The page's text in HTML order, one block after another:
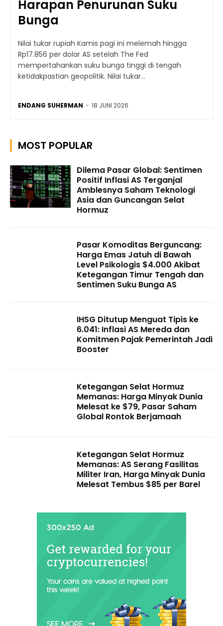
Harapan Penurunan Suku
Bunga
Nilai tukar rupiah Kamis pagi ini melemah hingga
Rp17.856 per dolar AS setelah The Fed
mempertahankan suku bunga tinggi di tengah
ketidakpastian geopolitik. Nilai tukar...
ENDANG SUHERMAN - 18 JUNI 2026
MOST POPULAR
Dilema Pasar Global: Sentimen
Positif Inflasi AS Terganjal
Amblesnya Saham Teknologi
Asia dan Guncangan Selat
Hormuz
Pasar Komoditas Berguncang:
Harga Emas Jatuh di Bawah
Level Psikologis $4.000 Akibat
Ketegangan Timur Tengah dan
Sentimen Suku Bunga AS
IHSG Ditutup Menguat Tipis ke
6.041: Inflasi AS Mereda dan
Komitmen Pajak Pemerintah Jadi
Booster
Ketegangan Selat Hormuz
Memanas: Harga Minyak Dunia
Melesat ke $79, Pasar Saham
Global Rontok Berjamaah
Ketegangan Selat Hormuz
Memanas: AS Serang Fasilitas
Militer Iran, Harga Minyak Dunia
Melesat Tembus $85 per Barel